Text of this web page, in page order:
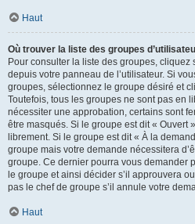
Haut
Où trouver la liste des groupes
Pour consulter la liste des groupes, cliquez
depuis votre panneau de l’utilisateur. Si
groupes, sélectionnez le groupe désiré et
Toutefois, tous les groupes ne sont pas en
nécessiter une approbation, certains sont
être masqués. Si le groupe est dit « Ouvert
librement. Si le groupe est dit « À la
groupe mais votre demande nécessitera
groupe. Ce dernier pourra vous demander
le groupe et ainsi décider s’il approuvera
pas le chef de groupe s’il annule votre
Haut